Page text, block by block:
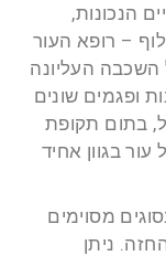
הנכונות,
– רופא העור
השכבה העליונה
ופגמים שונים
בתום תקופת
בגוון אחיד
מסוימים
ניתן